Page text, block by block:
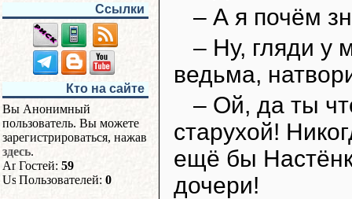
Ссылки
Кто на сайте
Вы Анонимный
пользователь. Вы можете
зарегистрироваться, нажав
здесь.
Гостей: 59
Пользователей: 0
– А я почём
– Ну, гляди у
ведьма,
– Ой, да ты
старухой!
ещё бы
дочери!